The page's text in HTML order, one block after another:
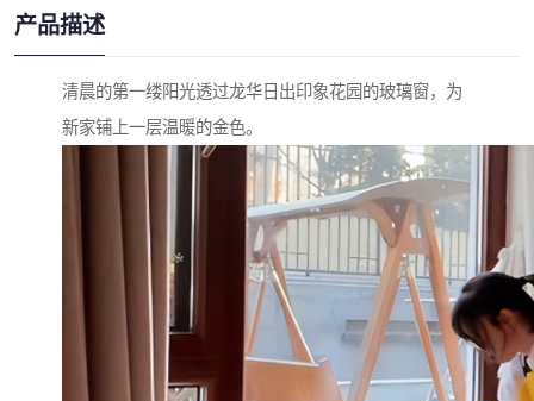
产品描述
清晨的第一缕阳光透过龙华日出印象花园的玻璃窗，为
新家铺上一层温暖的金色。